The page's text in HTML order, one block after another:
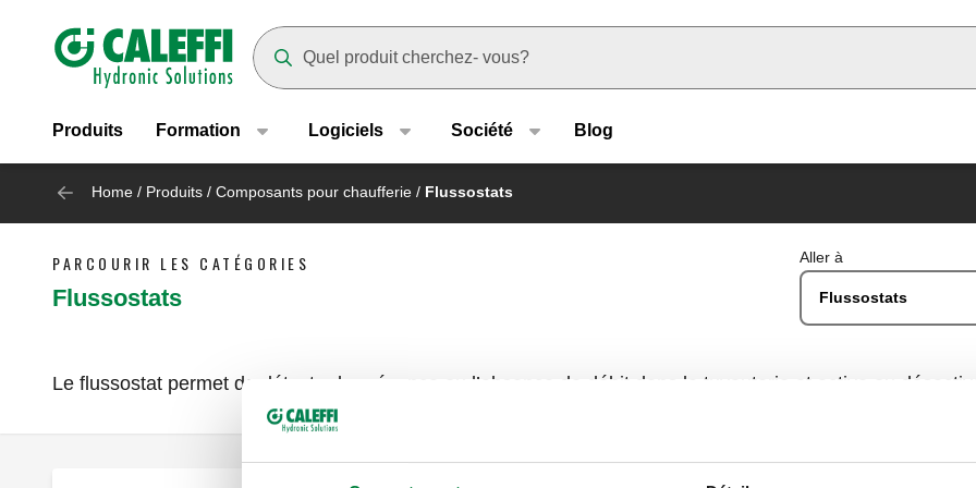
Header main navigation
Produits Formation Logiciels Société Blog
Home / Produits / Composants pour chaufferie / Flussostats
PARCOURIR LES CATÉGORIES
Flussostats
Aller à
Flussostats
Le flussostat permet de détecter la présence ou l’absence de débit dans la tuyauterie et active ou